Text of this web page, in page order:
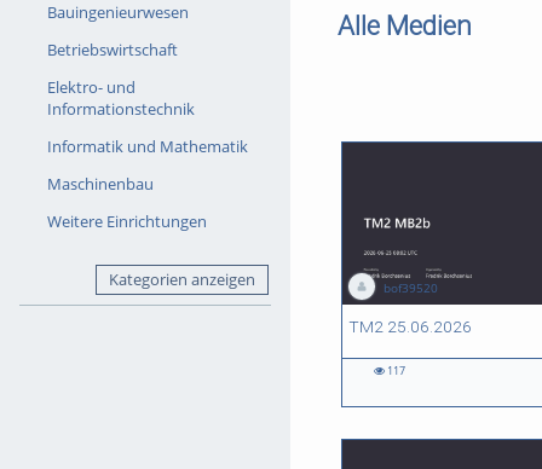
Bauingenieurwesen
Betriebswirtschaft
Elektro- und
Informationstechnik
Informatik und Mathematik
Maschinenbau
Weitere Einrichtungen
Kategorien anzeigen
Alle Medien
bof39520
TM2 25.06.2026
01:24:00 duration
117
01:24:00 duration
48:26 duration
01:22:03 duration